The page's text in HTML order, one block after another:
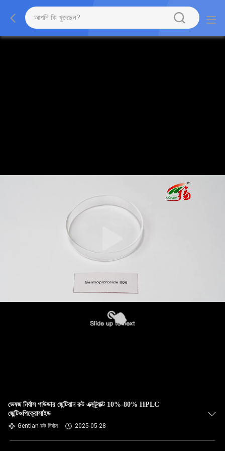
ভেষজ নির্যাস পাউডার জেন্টিয়ান রুট এক্সট্র্যাক্ট 10%-80% HPLC
জেন্টিওপিক্রোসাইড
Gentian রুট নির্যাস 2025-05-28